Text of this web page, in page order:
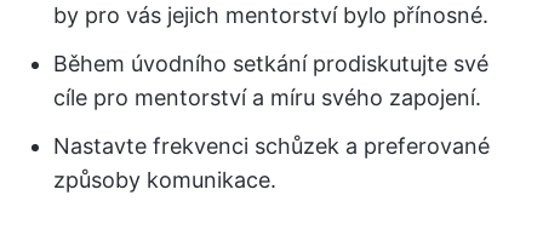
by pro vás jejich mentorství bylo přínosné.
Během úvodního setkání prodiskutujte své
cíle pro mentorství a míru svého zapojení.
Nastavte frekvenci schůzek a preferované
způsoby komunikace.